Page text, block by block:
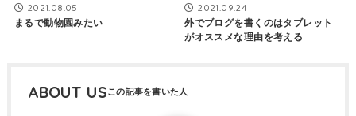
2021.08.05
まるで動物園みたい
2021.09.24
外でブログを書くのはタブレット
がオススメな理由を考える
ABOUT US